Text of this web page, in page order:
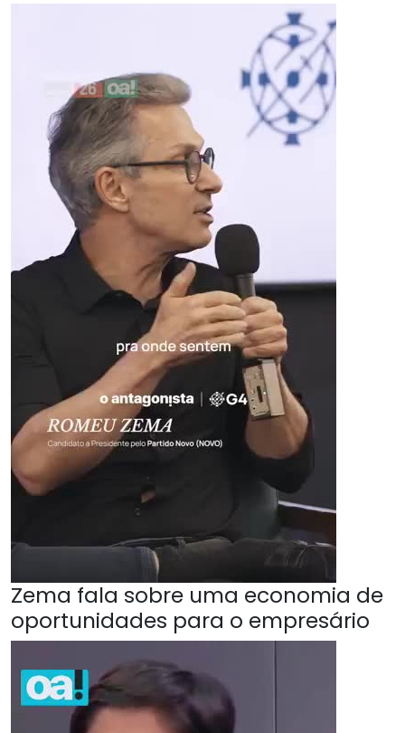
Zema fala sobre uma economia de
oportunidades para o empresário